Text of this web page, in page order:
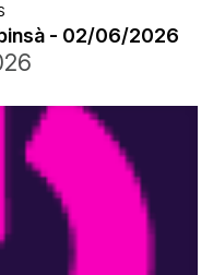
- 02/06/2026